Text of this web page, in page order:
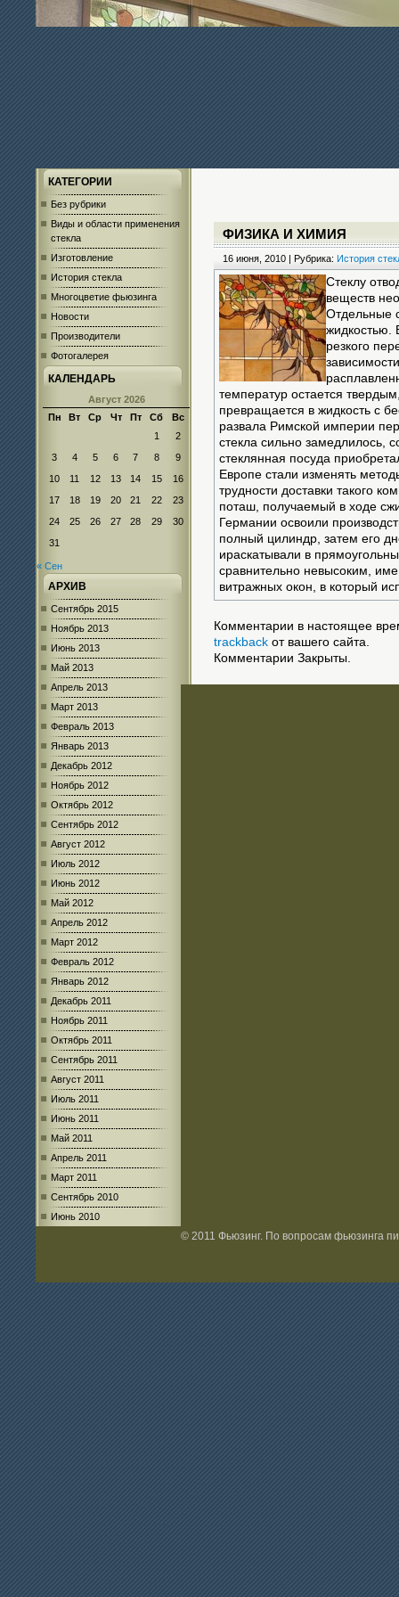
КАТЕГОРИИ
Без рубрики
Виды и области применения
стекла
Изготовление
История стекла
Многоцветие фьюзинга
Новости
Производители
Фотогалерея
КАЛЕНДАРЬ
Август 2026
Пн
Вт Ср Чт Пт Сб
Вс
1
2
3
4 5 6 7 8
9
10
11 12 13 14 15
16
17
18 19 20 21 22
23
24
25 26 27 28 29
30
31
« Сен
АРХИВ
Сентябрь 2015
Ноябрь 2013
Июнь 2013
Май 2013
Апрель 2013
Март 2013
Февраль 2013
Январь 2013
Декабрь 2012
Ноябрь 2012
Октябрь 2012
Сентябрь 2012
Август 2012
Июль 2012
Июнь 2012
Май 2012
Апрель 2012
Март 2012
Февраль 2012
Январь 2012
Декабрь 2011
Ноябрь 2011
Октябрь 2011
Сентябрь 2011
Август 2011
Июль 2011
Июнь 2011
Май 2011
Апрель 2011
Март 2011
Сентябрь 2010
Июнь 2010
ФИЗИКА И ХИМИЯ
16 июня, 2010 | Рубрика: История
Стеклу
веществ
Отдельные
жидкостью.
резкого
температур остается
превращается в жидкость с
развала Римской империи
стекла сильно замедлилось,
стеклянная посуда
Европе стали изменять
трудности доставки такого
поташ, получаемый в ходе
Германии освоили
полный цилиндр, затем его
ираскатывали в
сравнительно невысоким,
витражных окон, в который
Комментарии в настоящее
trackback от вашего сайта.
Комментарии Закрыты.
© 2011 Фьюзинг. По вопросам фьюзинга